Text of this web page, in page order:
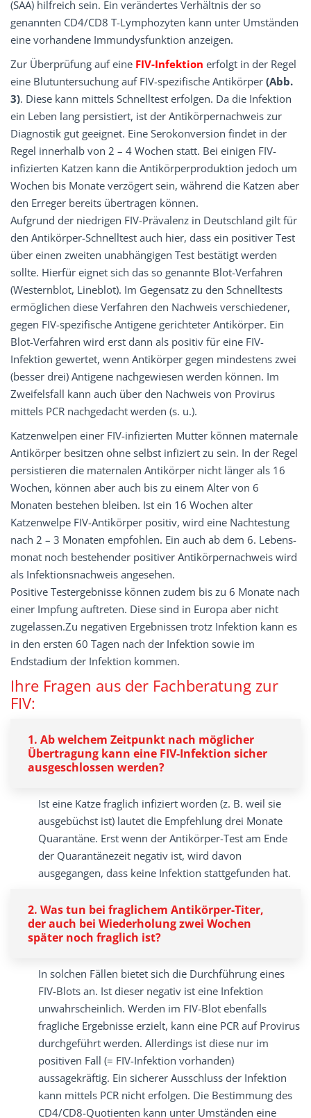
(SAA) hilfreich sein. Ein verändertes Verhältnis der so
genannten CD4/CD8 T-Lymphozyten kann unter Umständen
eine vorhandene Immundysfunktion anzeigen.
Zur Überprüfung auf eine FIV-Infektion erfolgt in der Regel
eine Blutuntersuchung auf FIV-spezifische Antikörper (Abb.
3). Diese kann mittels Schnelltest erfolgen. Da die Infektion
ein Leben lang persistiert, ist der Antikörpernachweis zur
Diagnostik gut geeignet. Eine Serokonversion findet in der
Regel innerhalb von 2 – 4 Wochen statt. Bei einigen FIV-
infizierten Katzen kann die Antikörperproduktion jedoch um
Wochen bis Monate verzögert sein, während die Katzen aber
den Erreger bereits übertragen können.
Aufgrund der niedrigen FIV-Prävalenz in Deutschland gilt für
den Antikörper-Schnelltest auch hier, dass ein positiver Test
über einen zweiten unabhängigen Test bestätigt werden
sollte. Hierfür eignet sich das so genannte Blot-Verfahren
(Westernblot, Lineblot). Im Gegensatz zu den Schnelltests
ermöglichen diese Verfahren den Nachweis verschiedener,
gegen FIV-spezifische Antigene gerichteter Anti­körper. Ein
Blot-Verfahren wird erst dann als positiv für eine FIV-
Infektion gewertet, wenn Antikörper gegen mindestens zwei
(besser drei) Antigene nachgewiesen werden können. Im
Zweifelsfall kann auch über den Nachweis von Provirus
mittels PCR nachgedacht werden (s. u.).
Katzenwelpen einer FIV-infizierten Mutter können maternale
Antikörper besitzen ohne selbst infiziert zu sein. In der Regel
persistieren die maternalen Antikörper nicht länger als 16
Wochen, können aber auch bis zu einem Alter von 6
Monaten bestehen bleiben. Ist ein 16 Wochen alter
Katzenwelpe FIV-Antikörper positiv, wird eine Nachtestung
nach 2 – 3 Monaten empfohlen. Ein auch ab dem 6. Lebens­
monat noch bestehender positiver Antikörpernachweis wird
als Infektionsnachweis angesehen.
Positive Testergebnisse können zudem bis zu 6 Monate nach
einer Impfung auftreten. Diese sind in Europa aber nicht
zugelassen.Zu negativen Ergebnissen trotz Infektion kann es
in den ersten 60 Tagen nach der Infektion sowie im
Endstadium der Infektion kommen.
Ihre Fragen aus der Fachberatung zur
FIV:
1. Ab welchem Zeitpunkt nach möglicher
Übertragung kann eine FIV-Infektion sicher
ausgeschlossen werden?
Ist eine Katze fraglich infiziert worden (z. B. weil sie
ausgebüchst ist) lautet die Empfehlung drei Monate
Quarantäne. Erst wenn der Antikörper-Test am Ende
der Quarantänezeit negativ ist, wird davon
ausgegangen, dass keine Infektion stattgefunden hat.
2. Was tun bei fraglichem Antikörper-Titer,
der auch bei Wiederholung zwei Wochen
später noch fraglich ist?
In solchen Fällen bietet sich die Durchführung eines
FIV-Blots an. Ist dieser negativ ist eine Infektion
unwahrscheinlich. Werden im FIV-Blot ebenfalls
fragliche Ergebnisse erzielt, kann eine PCR auf Provirus
durchgeführt werden. Allerdings ist diese nur im
positiven Fall (= FIV-Infektion vorhanden)
aussagekräftig. Ein sicherer Ausschluss der Infektion
kann mittels PCR nicht erfolgen. Die Bestimmung des
CD4/CD8-Quotienten kann unter Umständen eine